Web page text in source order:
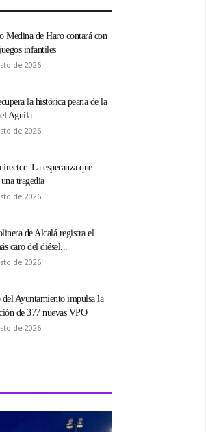
Medina de Haro contará con
infantiles
de 2026
la histórica peana de la
Aguila
de 2026
La esperanza que
tragedia
de 2026
de Alcalá registra el
caro del diésel...
de 2026
Ayuntamiento impulsa la
de 377 nuevas VPO
de 2026